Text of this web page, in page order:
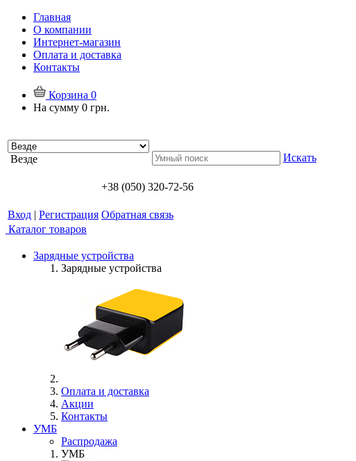
Главная
О компании
Интернет-магазин
Оплата и доставка
Контакты
Корзина 0
На сумму 0 грн.
Везде Искать
+38 (050) 320-72-56
Вход | Регистрация Обратная связь
Каталог товаров
Зарядные устройства
Зарядные устройства
Оплата и доставка
Акции
Контакты
УМБ
Распродажа
УМБ